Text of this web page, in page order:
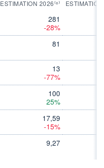
ESTIMATION 2026⁽⁸⁾
281
-28%
81
13
-77%
100
25%
17,59
-15%
9,27